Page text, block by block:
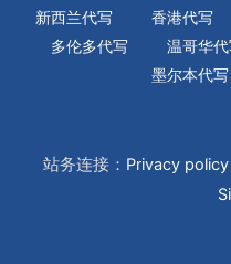
新西兰代写
香港代写
多伦多代写
温哥华代
墨尔本代写
站务连接： Privacy policy